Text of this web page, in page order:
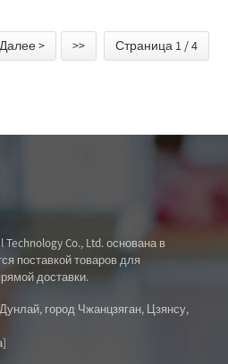
Веревочный Мяч,
Интерактивная
Игрушка Для Кошек,
Далее > >> Страница 1 / 4
Co., Ltd. основана в
поставкой товаров для
доставки.
город Чжанцзяган, Цзянсу,